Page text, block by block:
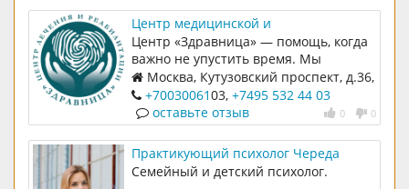
Центр медицинской и
психологической помощи
"Здравница"
Центр «Здравница» — помощь, когда
важно не упустить время. Мы
специализируемся на лечении
зависимостей и восстановлении
психического здоровья. Работаем с
2017 года, оказываем комплексную
помощь при алкоголизме,
наркомании, игромании, РПП,
тревожных расстройствах и
Москва, Кутузовский проспект, д.36,
стр. 1, пом.101
+7003006103, +7495 532 44 03
0 0
оставьте отзыв
Практикующий психолог Череда
Анастасия
Семейный и детский психолог.